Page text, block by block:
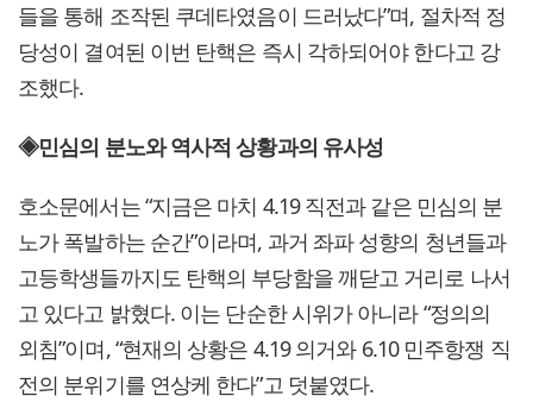
들을 통해 조작된 쿠데타였음이 드러났다”며, 절차적 정
당성이 결여된 이번 탄핵은 즉시 각하되어야 한다고 강
조했다.
◈민심의 분노와 역사적 상황과의 유사성
호소문에서는 “지금은 마치 4.19 직전과 같은 민심의 분
노가 폭발하는 순간”이라며, 과거 좌파 성향의 청년들과
고등학생들까지도 탄핵의 부당함을 깨닫고 거리로 나서
고 있다고 밝혔다. 이는 단순한 시위가 아니라 “정의의
외침”이며, “현재의 상황은 4.19 의거와 6.10 민주항쟁 직
전의 분위기를 연상케 한다”고 덧붙였다.